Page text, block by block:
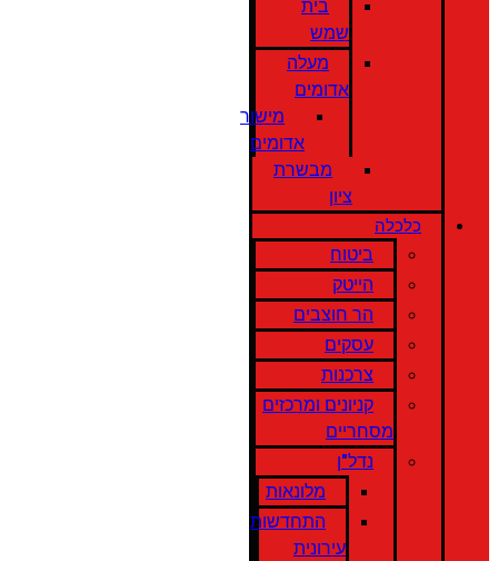
בית
שמש
מעלה
אדומים
מישור
אדומים
מבשרת
ציון
כלכלה
ביטוח
הייטק
הר חוצבים
עסקים
צרכנות
קניונים ומרכזים
מסחריים
נדל"ן
מלונאות
התחדשות
עירונית